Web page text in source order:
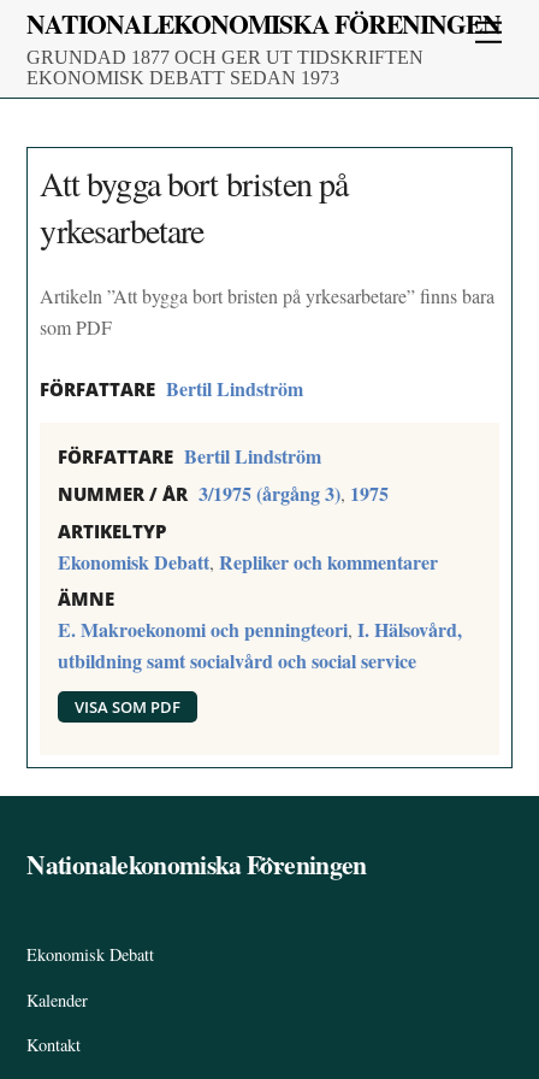
Skip
content
NATIONALEKONOMISKA FÖRENINGEN
GRUNDAD 1877 OCH GER UT TIDSKRIFTEN
EKONOMISK DEBATT SEDAN 1973
Att bygga bort bristen på
yrkesarbetare
Artikeln ”Att bygga bort bristen på yrkesarbetare” finns bara
som PDF
FÖRFATTARE Bertil Lindström
FÖRFATTARE Bertil Lindström
NUMMER / ÅR 3/1975 (årgång 3), 1975
ARTIKELTYP
Ekonomisk Debatt,Repliker och kommentarer
ÄMNE
E. Makroekonomi och penningteori,I. Hälsovård,
utbildning samt socialvård och social service
VISA SOM PDF
Back
Nationalekonomiska Föreningen
Ekonomisk Debatt
Kalender
Kontakt